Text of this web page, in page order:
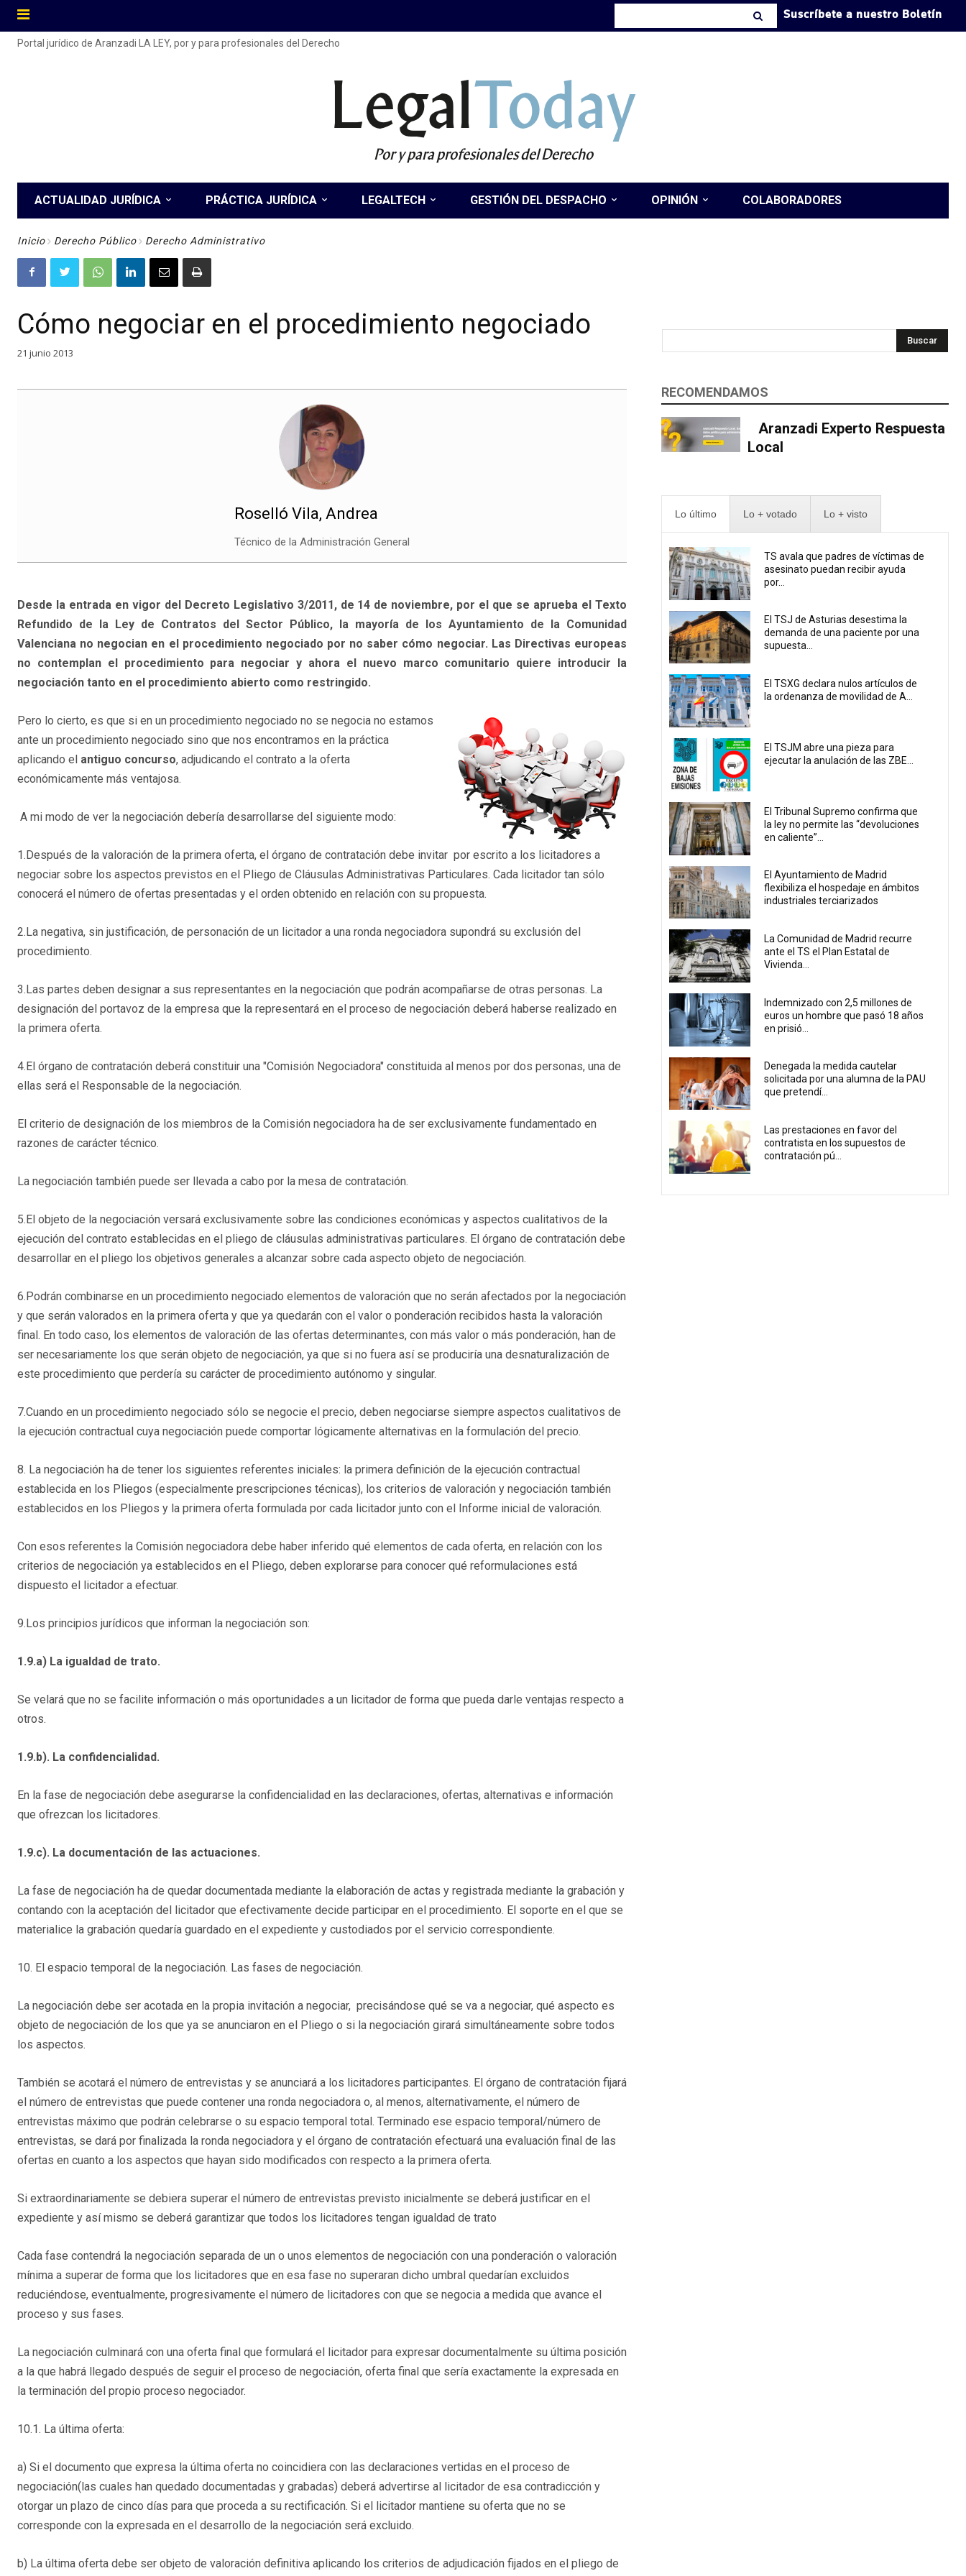
Suscríbete a nuestro Boletín
Portal jurídico de Aranzadi LA LEY, por y para profesionales del Derecho
LegalToday
Por y para profesionales del Derecho
ACTUALIDAD JURÍDICA PRÁCTICA JURÍDICA LEGALTECH GESTIÓN DEL DESPACHO OPINIÓN COLABORADORES
Inicio Derecho Público Derecho Administrativo
Cómo negociar en el procedimiento negociado
21 junio 2013
Roselló Vila, Andrea
Técnico de la Administración General
Desde la entrada en vigor del Decreto Legislativo 3/2011, de 14 de noviembre, por el que se aprueba el Texto
Refundido de la Ley de Contratos del Sector Público, la mayoría de los Ayuntamiento de la Comunidad
Valenciana no negocian en el procedimiento negociado por no saber cómo negociar. Las Directivas europeas
no contemplan el procedimiento para negociar y ahora el nuevo marco comunitario quiere introducir la
negociación tanto en el procedimiento abierto como restringido.
Pero lo cierto, es que si en un procedimiento negociado no se negocia no estamos
ante un procedimiento negociado sino que nos encontramos en la práctica
aplicando el antiguo concurso, adjudicando el contrato a la oferta
económicamente más ventajosa.
A mi modo de ver la negociación debería desarrollarse del siguiente modo:
1.Después de la valoración de la primera oferta, el órgano de contratación debe invitar por escrito a los licitadores a
negociar sobre los aspectos previstos en el Pliego de Cláusulas Administrativas Particulares. Cada licitador tan sólo
conocerá el número de ofertas presentadas y el orden obtenido en relación con su propuesta.
2.La negativa, sin justificación, de personación de un licitador a una ronda negociadora supondrá su exclusión del
procedimiento.
3.Las partes deben designar a sus representantes en la negociación que podrán acompañarse de otras personas. La
designación del portavoz de la empresa que la representará en el proceso de negociación deberá haberse realizado en
la primera oferta.
4.El órgano de contratación deberá constituir una "Comisión Negociadora" constituida al menos por dos personas, una de
ellas será el Responsable de la negociación.
El criterio de designación de los miembros de la Comisión negociadora ha de ser exclusivamente fundamentado en
razones de carácter técnico.
La negociación también puede ser llevada a cabo por la mesa de contratación.
5.El objeto de la negociación versará exclusivamente sobre las condiciones económicas y aspectos cualitativos de la
ejecución del contrato establecidas en el pliego de cláusulas administrativas particulares. El órgano de contratación debe
desarrollar en el pliego los objetivos generales a alcanzar sobre cada aspecto objeto de negociación.
6.Podrán combinarse en un procedimiento negociado elementos de valoración que no serán afectados por la negociación
y que serán valorados en la primera oferta y que ya quedarán con el valor o ponderación recibidos hasta la valoración
final. En todo caso, los elementos de valoración de las ofertas determinantes, con más valor o más ponderación, han de
ser necesariamente los que serán objeto de negociación, ya que si no fuera así se produciría una desnaturalización de
este procedimiento que perdería su carácter de procedimiento autónomo y singular.
7.Cuando en un procedimiento negociado sólo se negocie el precio, deben negociarse siempre aspectos cualitativos de
la ejecución contractual cuya negociación puede comportar lógicamente alternativas en la formulación del precio.
8. La negociación ha de tener los siguientes referentes iniciales: la primera definición de la ejecución contractual
establecida en los Pliegos (especialmente prescripciones técnicas), los criterios de valoración y negociación también
establecidos en los Pliegos y la primera oferta formulada por cada licitador junto con el Informe inicial de valoración.
Con esos referentes la Comisión negociadora debe haber inferido qué elementos de cada oferta, en relación con los
criterios de negociación ya establecidos en el Pliego, deben explorarse para conocer qué reformulaciones está
dispuesto el licitador a efectuar.
9.Los principios jurídicos que informan la negociación son:
1.9.a) La igualdad de trato.
Se velará que no se facilite información o más oportunidades a un licitador de forma que pueda darle ventajas respecto a
otros.
1.9.b). La confidencialidad.
En la fase de negociación debe asegurarse la confidencialidad en las declaraciones, ofertas, alternativas e información
que ofrezcan los licitadores.
1.9.c). La documentación de las actuaciones.
La fase de negociación ha de quedar documentada mediante la elaboración de actas y registrada mediante la grabación y
contando con la aceptación del licitador que efectivamente decide participar en el procedimiento. El soporte en el que se
materialice la grabación quedaría guardado en el expediente y custodiados por el servicio correspondiente.
10. El espacio temporal de la negociación. Las fases de negociación.
La negociación debe ser acotada en la propia invitación a negociar, precisándose qué se va a negociar, qué aspecto es
objeto de negociación de los que ya se anunciaron en el Pliego o si la negociación girará simultáneamente sobre todos
los aspectos.
También se acotará el número de entrevistas y se anunciará a los licitadores participantes. El órgano de contratación fijará
el número de entrevistas que puede contener una ronda negociadora o, al menos, alternativamente, el número de
entrevistas máximo que podrán celebrarse o su espacio temporal total. Terminado ese espacio temporal/número de
entrevistas, se dará por finalizada la ronda negociadora y el órgano de contratación efectuará una evaluación final de las
ofertas en cuanto a los aspectos que hayan sido modificados con respecto a la primera oferta.
Si extraordinariamente se debiera superar el número de entrevistas previsto inicialmente se deberá justificar en el
expediente y así mismo se deberá garantizar que todos los licitadores tengan igualdad de trato
Cada fase contendrá la negociación separada de un o unos elementos de negociación con una ponderación o valoración
mínima a superar de forma que los licitadores que en esa fase no superaran dicho umbral quedarían excluidos
reduciéndose, eventualmente, progresivamente el número de licitadores con que se negocia a medida que avance el
proceso y sus fases.
La negociación culminará con una oferta final que formulará el licitador para expresar documentalmente su última posición
a la que habrá llegado después de seguir el proceso de negociación, oferta final que sería exactamente la expresada en
la terminación del propio proceso negociador.
10.1. La última oferta:
a) Si el documento que expresa la última oferta no coincidiera con las declaraciones vertidas en el proceso de
negociación(las cuales han quedado documentadas y grabadas) deberá advertirse al licitador de esa contradicción y
otorgar un plazo de cinco días para que proceda a su rectificación. Si el licitador mantiene su oferta que no se
corresponde con la expresada en el desarrollo de la negociación será excluido.
b) La última oferta debe ser objeto de valoración definitiva aplicando los criterios de adjudicación fijados en el pliego de
Buscar
RECOMENDAMOS
Aranzadi Experto Respuesta
Local
Lo último Lo + votado Lo + visto
TS avala que padres de víctimas de
asesinato puedan recibir ayuda
por...
El TSJ de Asturias desestima la
demanda de una paciente por una
supuesta...
El TSXG declara nulos artículos de
la ordenanza de movilidad de A...
El TSJM abre una pieza para
ejecutar la anulación de las ZBE...
El Tribunal Supremo confirma que
la ley no permite las “devoluciones
en caliente”...
El Ayuntamiento de Madrid
flexibiliza el hospedaje en ámbitos
industriales terciarizados
La Comunidad de Madrid recurre
ante el TS el Plan Estatal de
Vivienda...
Indemnizado con 2,5 millones de
euros un hombre que pasó 18 años
en prisió...
Denegada la medida cautelar
solicitada por una alumna de la PAU
que pretendí...
Las prestaciones en favor del
contratista en los supuestos de
contratación pú...